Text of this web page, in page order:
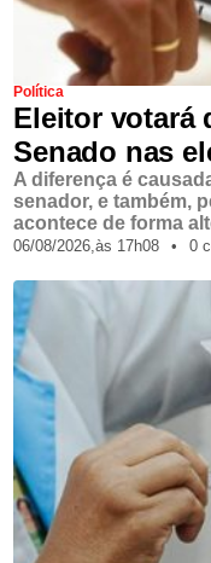
Política
Eleitor votará
Senado nas
A diferença é
senador, e também,
acontece de forma
06/08/2026,às 17h08 • 0